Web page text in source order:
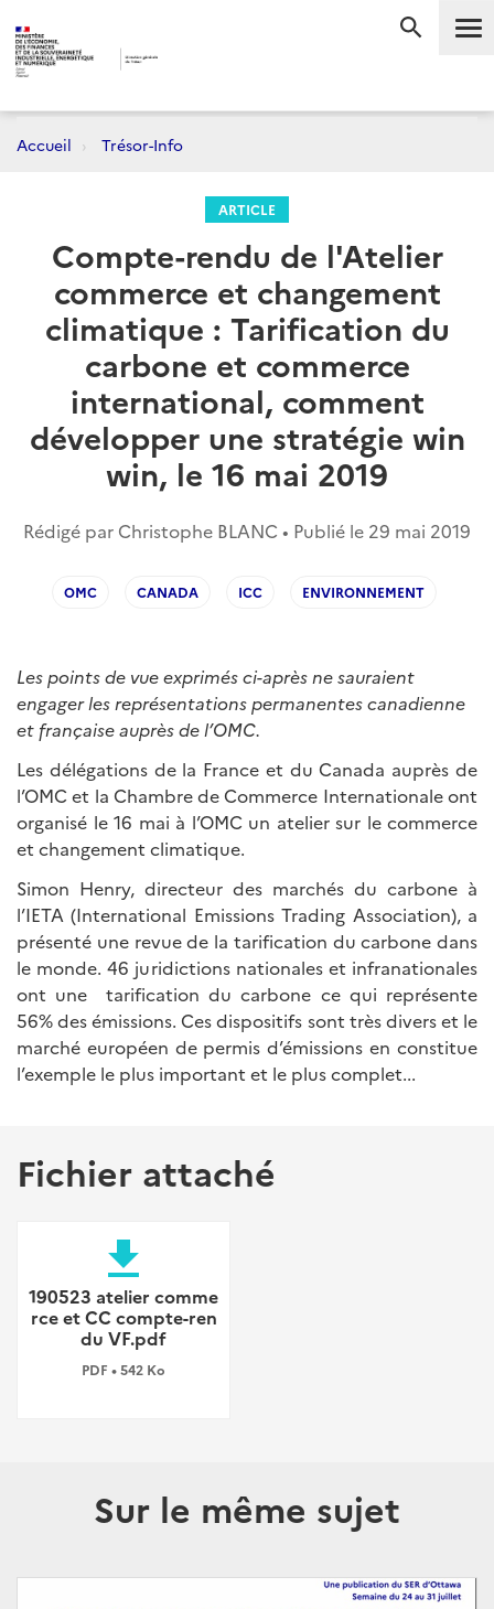
Accueil Trésor-Info
ARTICLE
Compte-rendu de l'Atelier
commerce et changement
climatique : Tarification du
carbone et commerce
international, comment
développer une stratégie win
win, le 16 mai 2019
Rédigé par Christophe BLANC • Publié le 29 mai 2019
OMC CANADA ICC ENVIRONNEMENT
Les points de vue exprimés ci-après ne sauraient
engager les représentations permanentes canadienne
et française auprès de l’OMC.
Les délégations de la France et du Canada auprès de
l’OMC et la Chambre de Commerce Internationale ont
organisé le 16 mai à l’OMC un atelier sur le commerce
et changement climatique.
Simon Henry, directeur des marchés du carbone à
l’IETA (International Emissions Trading Association), a
présenté une revue de la tarification du carbone dans
le monde. 46 juridictions nationales et infranationales
ont une tarification du carbone ce qui représente
56% des émissions. Ces dispositifs sont très divers et le
marché européen de permis d’émissions en constitue
l’exemple le plus important et le plus complet...
Fichier attaché
file_download
190523 atelier comme
rce et CC compte-ren
du VF.pdf
PDF • 542 Ko
Sur le même sujet